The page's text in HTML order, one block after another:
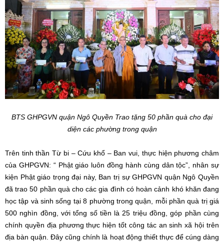
BTS GHPGVN quận Ngô Quyền Trao tặng 50 phần quà cho đại
diện các phường trong quận
Trên tinh thần Từ bi – Cứu khổ – Ban vui, thực hiện phương châm
của GHPGVN: “ Phật giáo luôn đồng hành cùng dân tộc”, nhân sự
kiện Phật giáo trọng đại này, Ban trị sự GHPGVN quận Ngô Quyền
đã trao 50 phần quà cho các gia đình có hoàn cảnh khó khăn đang
học tập và sinh sống tại 8 phường trong quận, mỗi phần quà trị giá
500 nghìn đồng, với tổng số tiền là 25 triệu đồng, góp phần cùng
chính quyền địa phương thực hiện tốt công tác an sinh xã hội trên
địa bàn quận. Đây cũng chính là hoạt động thiết thực để cúng dàng